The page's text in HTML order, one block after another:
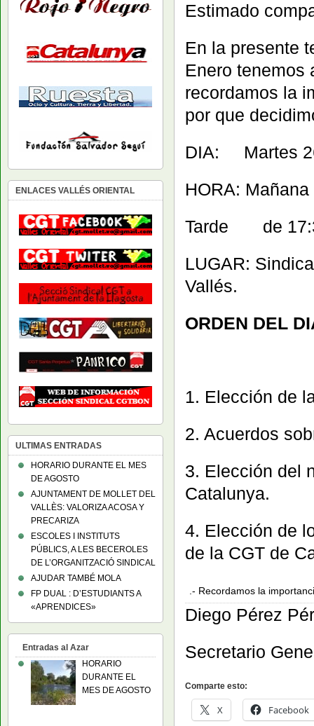
Estimado
En la presente
Enero tenemos
recordamos la
por que
DIA: Martes
HORA:
Tarde de
LUGAR:
Vallés.
ORDEN DEL
1. Elección de
2. Acuerdos
3. Elección del
Catalunya.
4. Elección de
de la CGT de
.- Recordamos la
Diego Pérez
Secretario
Comparte esto:
X Facebook
ENLACES VALLÉS ORIENTAL
ULTIMAS ENTRADAS
HORARIO DURANTE EL MES
DE AGOSTO
AJUNTAMENT DE MOLLET DEL
VALLÈS: VALORIZA ACOSA Y
PRECARIZA
ESCOLES I INSTITUTS
PÚBLICS, A LES BECEROLES
DE L’ORGANITZACIÓ SINDICAL
AJUDAR TAMBÉ MOLA
FP DUAL : D’ESTUDIANTS A
«APRENDICES»
Entradas al Azar
HORARIO
DURANTE EL
MES DE AGOSTO